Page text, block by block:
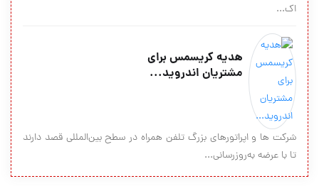
اک...
هدیه کریسمس برای
مشتریان اندروید...
شرکت ها و اپراتورهای بزرگ تلفن همراه در سطح بین‌المللی قصد دارند
تا با عرضه به‌روزرسانی...